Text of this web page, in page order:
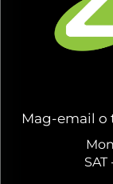
Mag-email o